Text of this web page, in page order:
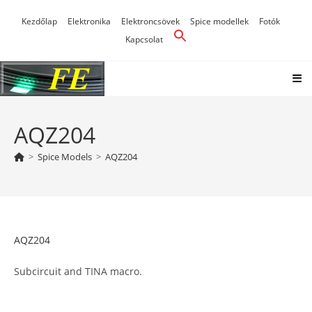
Kezdőlap Elektronika Elektroncsövek Spice modellek
Fotók
Kapcsolat
AQZ204
> Spice Models > AQZ204
AQZ204
Subcircuit and TINA macro.